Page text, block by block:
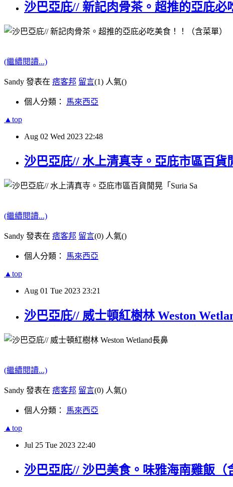
沙巴亞庇// 新記肉骨茶。超推的亞庇必
(繼續閱讀...)
Sandy 發表在 痞客邦 留言(1) 人氣()
個人分類： 馬來西亞
▲top
Aug 02 Wed 2023 22:48
沙巴亞庇// 水上清真寺。亞庇市區百
(繼續閱讀...)
Sandy 發表在 痞客邦 留言(0) 人氣()
個人分類： 馬來西亞
▲top
Aug 01 Tue 2023 23:21
沙巴亞庇// 威士頓紅樹林 Weston
(繼續閱讀...)
Sandy 發表在 痞客邦 留言(0) 人氣()
個人分類： 馬來西亞
▲top
Jul 25 Tue 2023 22:40
沙巴亞庇// 沙巴美食。味雅海南雞飯（